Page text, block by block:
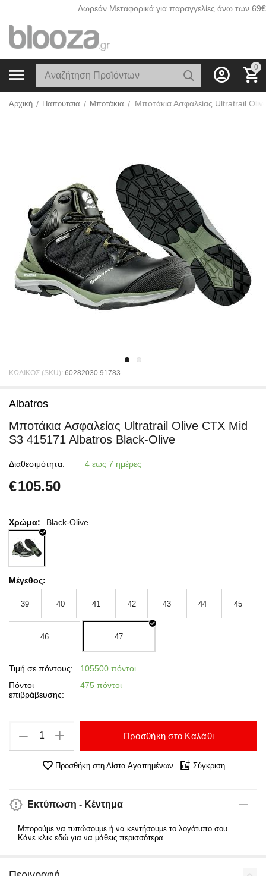
Δωρεάν Μεταφορικά για παραγγελίες άνω των 69€
0
Αρχική / Παπούτσια / Μποτάκια /
ΚΩΔΙΚΟΣ (SKU): 60282030.91783
Albatros
Μποτάκια Ασφαλείας Ultratrail Olive CTX Mid
S3 415171 Albatros Black-Olive
Διαθεσιμότητα: 4 εως 7 ημέρες
€105.50
Χρώμα: Black-Olive
Μέγεθος:
39 40 41 42 43 44 45
46 47
Τιμή σε πόντους:
105500 πόντοι
Πόντοι
επιβράβευσης:
475 πόντοι
+
− Προσθήκη στο Καλάθι
Προσθήκη στη Λίστα Αγαπημένων Σύγκριση
Εκτύπωση - Κέντημα
Μπορούμε να τυπώσουμε ή να κεντήσουμε το λογότυπο σου.
Κάνε κλικ εδώ για να μάθεις περισσότερα